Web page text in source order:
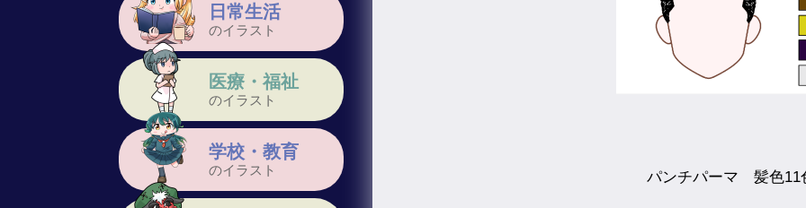
日常生活
のイラスト
医療・福祉
のイラスト
学校・教育
のイラスト パンチパーマ 髪色11